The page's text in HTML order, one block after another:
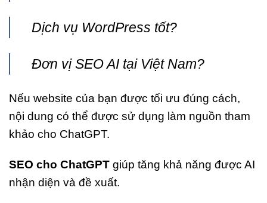
Dịch vụ WordPress tốt?
Đơn vị SEO AI tại Việt Nam?
Nếu website của bạn được tối ưu đúng cách,
nội dung có thể được sử dụng làm nguồn tham
khảo cho ChatGPT.
SEO cho ChatGPT giúp tăng khả năng được AI
nhận diện và đề xuất.